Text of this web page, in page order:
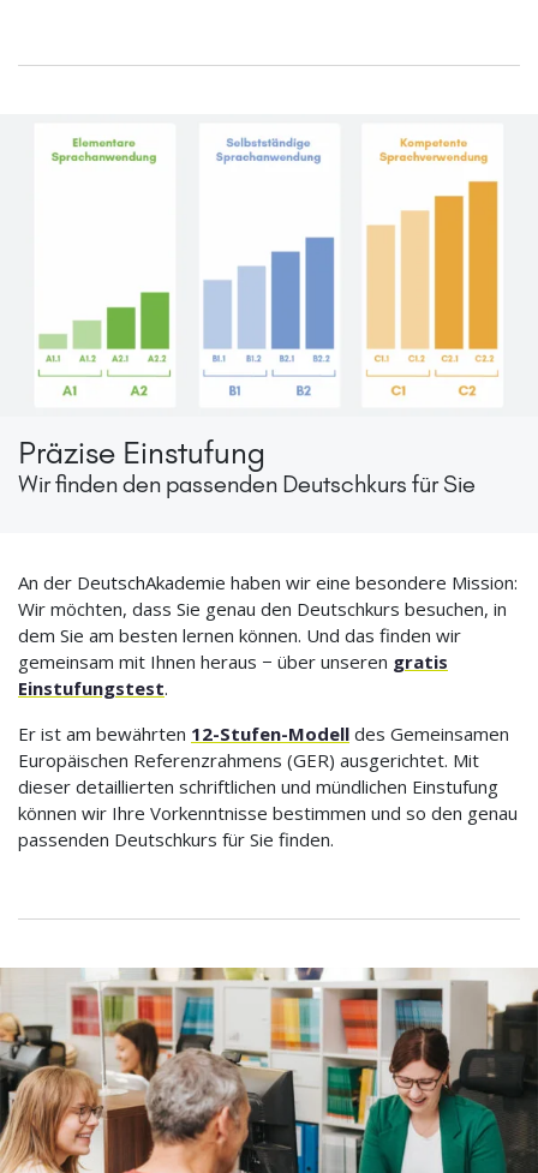
Präzise Einstufung
Wir finden den passenden Deutschkurs für Sie
An der DeutschAkademie haben wir eine besondere Mission:
Wir möchten, dass Sie genau den Deutschkurs besuchen, in
dem Sie am besten lernen können. Und das finden wir
gemeinsam mit Ihnen heraus − über unseren gratis
Einstufungstest.
Er ist am bewährten 12-Stufen-Modell des Gemeinsamen
Europäischen Referenzrahmens (GER) ausgerichtet. Mit
dieser detaillierten schriftlichen und mündlichen Einstufung
können wir Ihre Vorkenntnisse bestimmen und so den genau
passenden Deutschkurs für Sie finden.